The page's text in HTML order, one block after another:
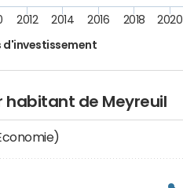
d'investissement
2012 2014 2016 2018 2020
habitant de Meyreuil